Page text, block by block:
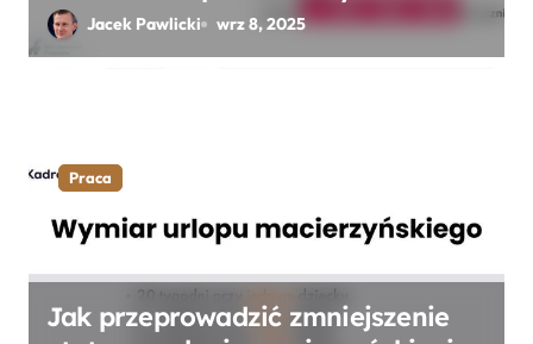
pracownika? Zaskakujące zasady!
Jacek Pawlicki wrz 8, 2025
Praca
Jak przeprowadzić zmniejszenie